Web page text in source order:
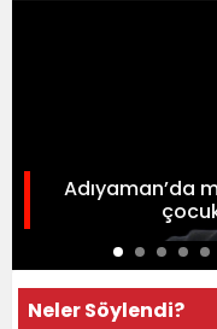
Adıyaman’da
Neler Söylendi?